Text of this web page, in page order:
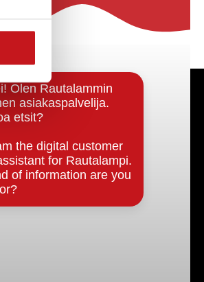
ja lähidemokratia
& pöytäkirjat